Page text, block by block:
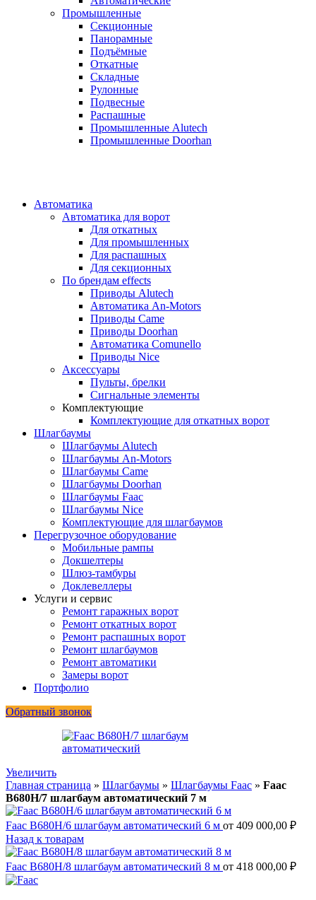
Промышленные
Секционные
Панорамные
Подъёмные
Откатные
Складные
Рулонные
Подвесные
Распашные
Промышленные Alutech
Промышленные Doorhan
Автоматика
Автоматика для ворот
Для откатных
Для промышленных
Для распашных
Для секционных
По брендам effects
Приводы Alutech
Автоматика An-Motors
Приводы Came
Приводы Doorhan
Автоматика Comunello
Приводы Nice
Аксессуары
Пульты, брелки
Сигнальные элементы
Комплектующие
Комплектующие для откатных ворот
Шлагбаумы
Шлагбаумы Alutech
Шлагбаумы An-Motors
Шлагбаумы Came
Шлагбаумы Doorhan
Шлагбаумы Faac
Шлагбаумы Nice
Комплектующие для шлагбаумов
Перегрузочное оборудование
Мобильные рампы
Докшелтеры
Шлюз-тамбуры
Доклевеллеры
Услуги и сервис
Ремонт гаражных ворот
Ремонт откатных ворот
Ремонт распашных ворот
Ремонт шлагбаумов
Ремонт автоматики
Замеры ворот
Портфолио
Обратный звонок
Увеличить
Главная страница » Шлагбаумы » Шлагбаумы Faac » Faac
B680H/7 шлагбаум автоматический 7 м
Faac B680H/6 шлагбаум автоматический 6 м от 409 000,00 ₽
Назад к товарам
Faac B680H/8 шлагбаум автоматический 8 м от 418 000,00 ₽